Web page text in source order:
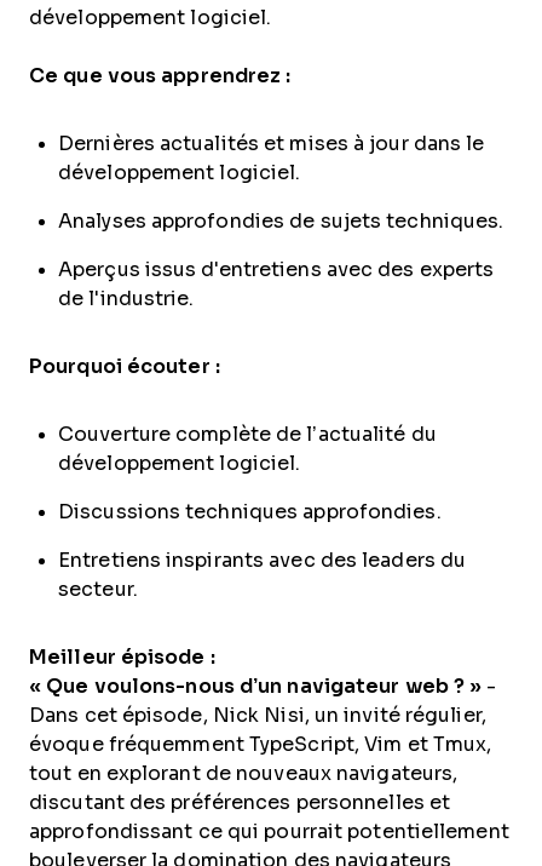
développement logiciel.
Ce que vous apprendrez :
Dernières actualités et mises à jour dans le
développement logiciel.
Analyses approfondies de sujets techniques.
Aperçus issus d'entretiens avec des experts
de l'industrie.
Pourquoi écouter :
Couverture complète de l’actualité du
développement logiciel.
Discussions techniques approfondies.
Entretiens inspirants avec des leaders du
secteur.
Meilleur épisode :
« Que voulons-nous d’un navigateur web ? » -
Dans cet épisode, Nick Nisi, un invité régulier,
évoque fréquemment TypeScript, Vim et Tmux,
tout en explorant de nouveaux navigateurs,
discutant des préférences personnelles et
approfondissant ce qui pourrait potentiellement
bouleverser la domination des navigateurs